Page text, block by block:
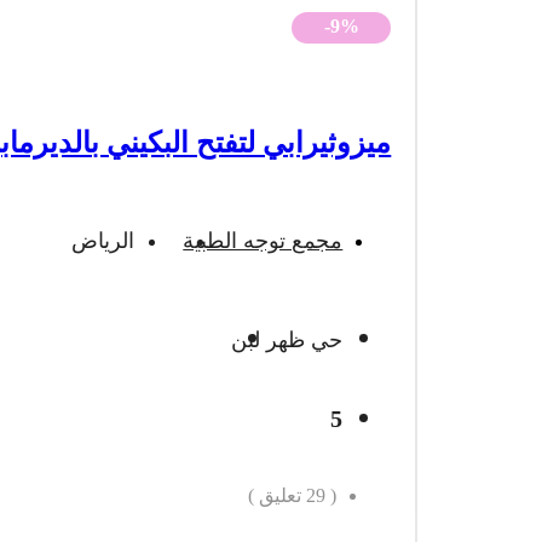
-9%
ميزوثيرابي لتفتح البكيني
مجمع توجه الطبية الرياض
حي ظهر لبن
5
(
29 تعليق )